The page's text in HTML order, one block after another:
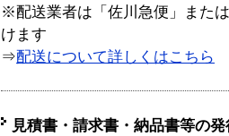
※配送業者は「佐川急便」また
けます
⇒配送について詳しくはこちら
見積書・請求書・納品書等の